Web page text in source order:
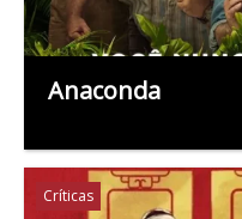
Anaconda
Críticas